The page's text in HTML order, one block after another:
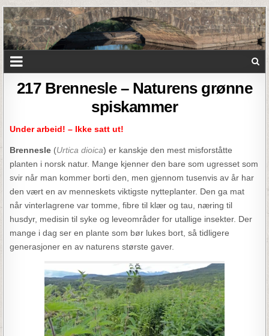
217 Brennesle – Naturens grønne
spiskammer
Under arbeid! – Ikke satt ut!
Brennesle (Urtica dioica) er kanskje den mest misforståtte
planten i norsk natur. Mange kjenner den bare som ugresset som
svir når man kommer borti den, men gjennom tusenvis av år har
den vært en av menneskets viktigste nytteplanter. Den ga mat
når vinterlagrene var tomme, fibre til klær og tau, næring til
husdyr, medisin til syke og leveområder for utallige insekter. Der
mange i dag ser en plante som bør lukes bort, så tidligere
generasjoner en av naturens største gaver.